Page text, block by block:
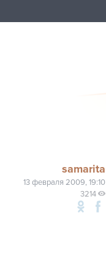
samarita
13 февраля 2009, 19:10
3214